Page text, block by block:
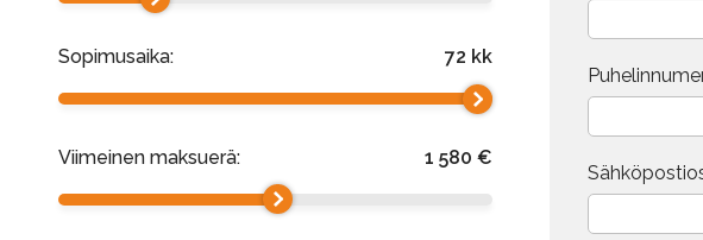
Sopimusaika: 72 kk
Viimeinen maksuerä: 1 580 €